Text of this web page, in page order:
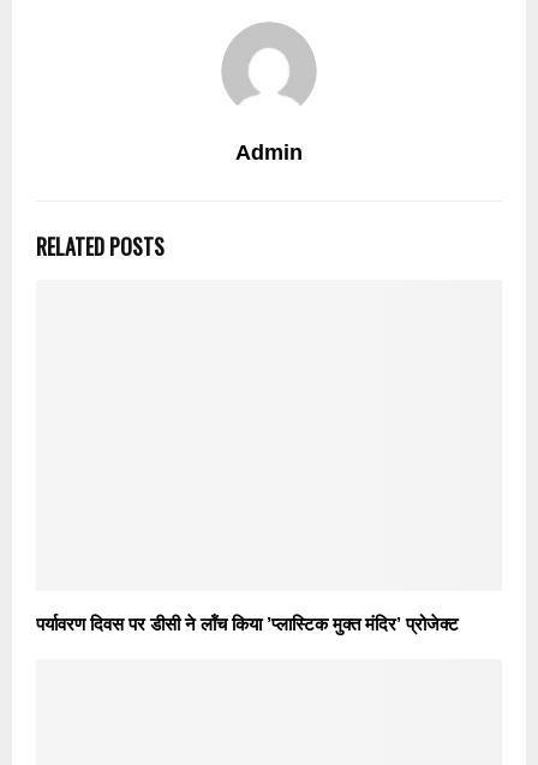
Admin
RELATED POSTS
पर्यावरण दिवस पर डीसी ने लॉंच किया ’प्लास्टिक मुक्त मंदिर’ प्रोजेक्ट